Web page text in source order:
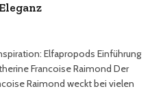
Elfapropods Einführung
Francoise Raimond Der
Raimond weckt bei vielen